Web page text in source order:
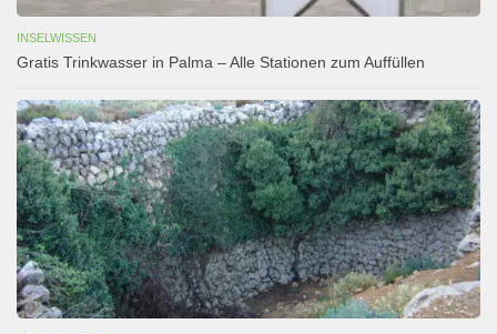
INSELWISSEN
Gratis Trinkwasser in Palma – Alle Stationen zum Auffüllen